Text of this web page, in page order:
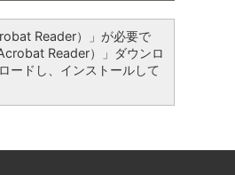
Reader）」が必要で
Reader）」ダウンロ
ードし、インストールして